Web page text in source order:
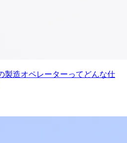
製造オペレーターってどんな仕